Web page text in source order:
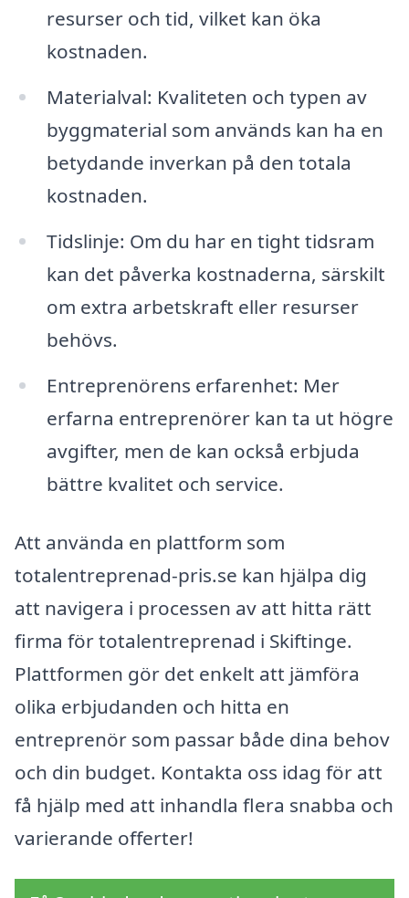
resurser och tid, vilket kan öka
kostnaden.
Materialval: Kvaliteten och typen av
byggmaterial som används kan ha en
betydande inverkan på den totala
kostnaden.
Tidslinje: Om du har en tight tidsram
kan det påverka kostnaderna, särskilt
om extra arbetskraft eller resurser
behövs.
Entreprenörens erfarenhet: Mer
erfarna entreprenörer kan ta ut högre
avgifter, men de kan också erbjuda
bättre kvalitet och service.
Att använda en plattform som
totalentreprenad-pris.se kan hjälpa dig
att navigera i processen av att hitta rätt
firma för totalentreprenad i Skiftinge.
Plattformen gör det enkelt att jämföra
olika erbjudanden och hitta en
entreprenör som passar både dina behov
och din budget. Kontakta oss idag för att
få hjälp med att inhandla flera snabba och
varierande offerter!